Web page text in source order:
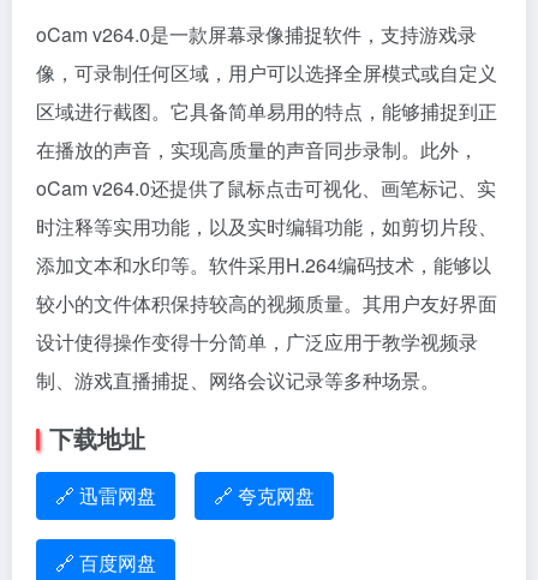
oCam v264.0是一款屏幕录像捕捉软件，支持游戏录
像，可录制任何区域，用户可以选择全屏模式或自定义
区域进行截图。它具备简单易用的特点，能够捕捉到正
在播放的声音，实现高质量的声音同步录制。此外，
oCam v264.0还提供了鼠标点击可视化、画笔标记、实
时注释等实用功能，以及实时编辑功能，如剪切片段、
添加文本和水印等。软件采用H.264编码技术，能够以
较小的文件体积保持较高的视频质量。其用户友好界面
设计使得操作变得十分简单，广泛应用于教学视频录
制、游戏直播捕捉、网络会议记录等多种场景。
下载地址
🔗 迅雷网盘 🔗 夸克网盘
🔗 百度网盘